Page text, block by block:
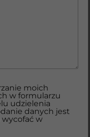
moich
w formularzu
udzielenia
danych jest
w